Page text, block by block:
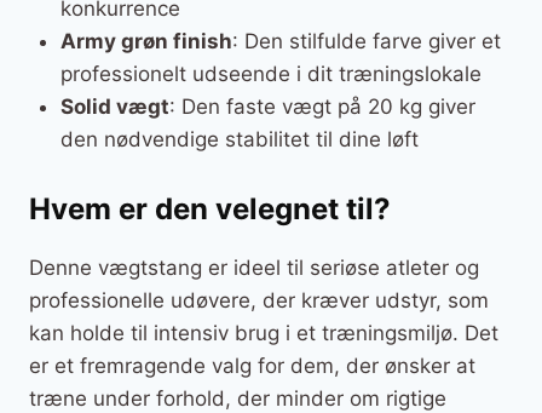
konkurrence
Army grøn finish: Den stilfulde farve giver et
professionelt udseende i dit træningslokale
Solid vægt: Den faste vægt på 20 kg giver
den nødvendige stabilitet til dine løft
Hvem er den velegnet til?
Denne vægtstang er ideel til seriøse atleter og
professionelle udøvere, der kræver udstyr, som
kan holde til intensiv brug i et træningsmiljø. Det
er et fremragende valg for dem, der ønsker at
træne under forhold, der minder om rigtige